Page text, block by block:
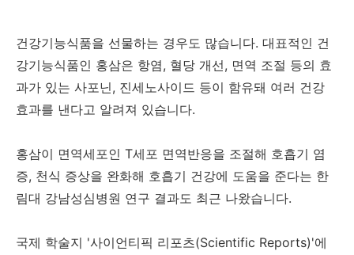
건강기능식품을 선물하는 경우도 많습니다. 대표적인 건
강기능식품인 홍삼은 항염, 혈당 개선, 면역 조절 등의 효
과가 있는 사포닌, 진세노사이드 등이 함유돼 여러 건강
효과를 낸다고 알려져 있습니다.
홍삼이 면역세포인 T세포 면역반응을 조절해 호흡기 염
증, 천식 증상을 완화해 호흡기 건강에 도움을 준다는 한
림대 강남성심병원 연구 결과도 최근 나왔습니다.
국제 학술지 '사이언티픽 리포츠(Scientific Reports)'에